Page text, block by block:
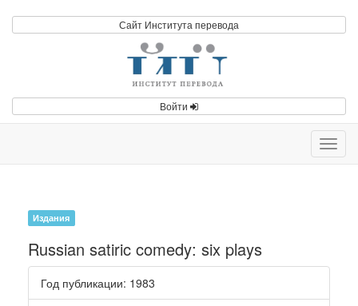
Сайт Института перевода
Войти
Издания
Russian satiric comedy: six plays
Год публикации: 1983